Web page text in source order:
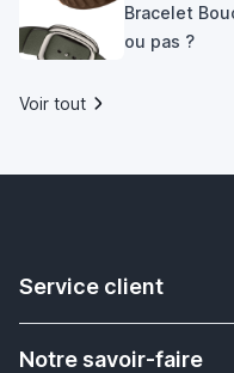
Bracelet
ou pas ?
Voir tout
Service client
Contact
Notre savoir-faire